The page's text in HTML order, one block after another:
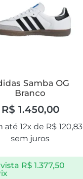
Samba OG
Branco
R$ 1.450,00
até 12x de R$ 120,83
sem juros
R$1.377,50